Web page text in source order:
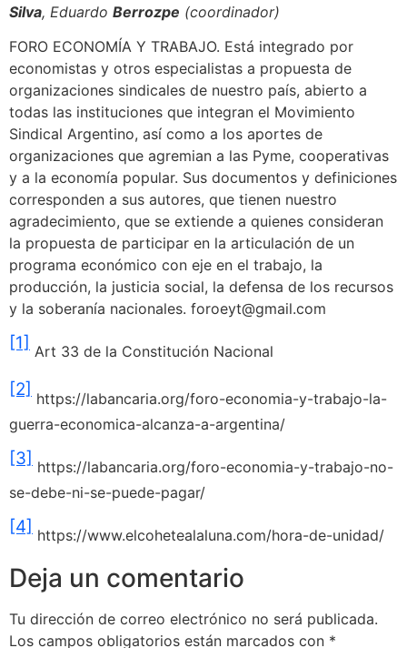
Silva, Eduardo Berrozpe (coordinador)
FORO ECONOMÍA Y TRABAJO. Está integrado por
economistas y otros especialistas a propuesta de
organizaciones sindicales de nuestro país, abierto a
todas las instituciones que integran el Movimiento
Sindical Argentino, así como a los aportes de
organizaciones que agremian a las Pyme, cooperativas
y a la economía popular. Sus documentos y definiciones
corresponden a sus autores, que tienen nuestro
agradecimiento, que se extiende a quienes consideran
la propuesta de participar en la articulación de un
programa económico con eje en el trabajo, la
producción, la justicia social, la defensa de los recursos
y la soberanía nacionales. foroeyt@gmail.com
[1] Art 33 de la Constitución Nacional
[2] https://labancaria.org/foro-economia-y-trabajo-la-
guerra-economica-alcanza-a-argentina/
[3] https://labancaria.org/foro-economia-y-trabajo-no-
se-debe-ni-se-puede-pagar/
[4] https://www.elcohetealaluna.com/hora-de-unidad/
Deja un comentario
Tu dirección de correo electrónico no será publicada.
Los campos obligatorios están marcados con *